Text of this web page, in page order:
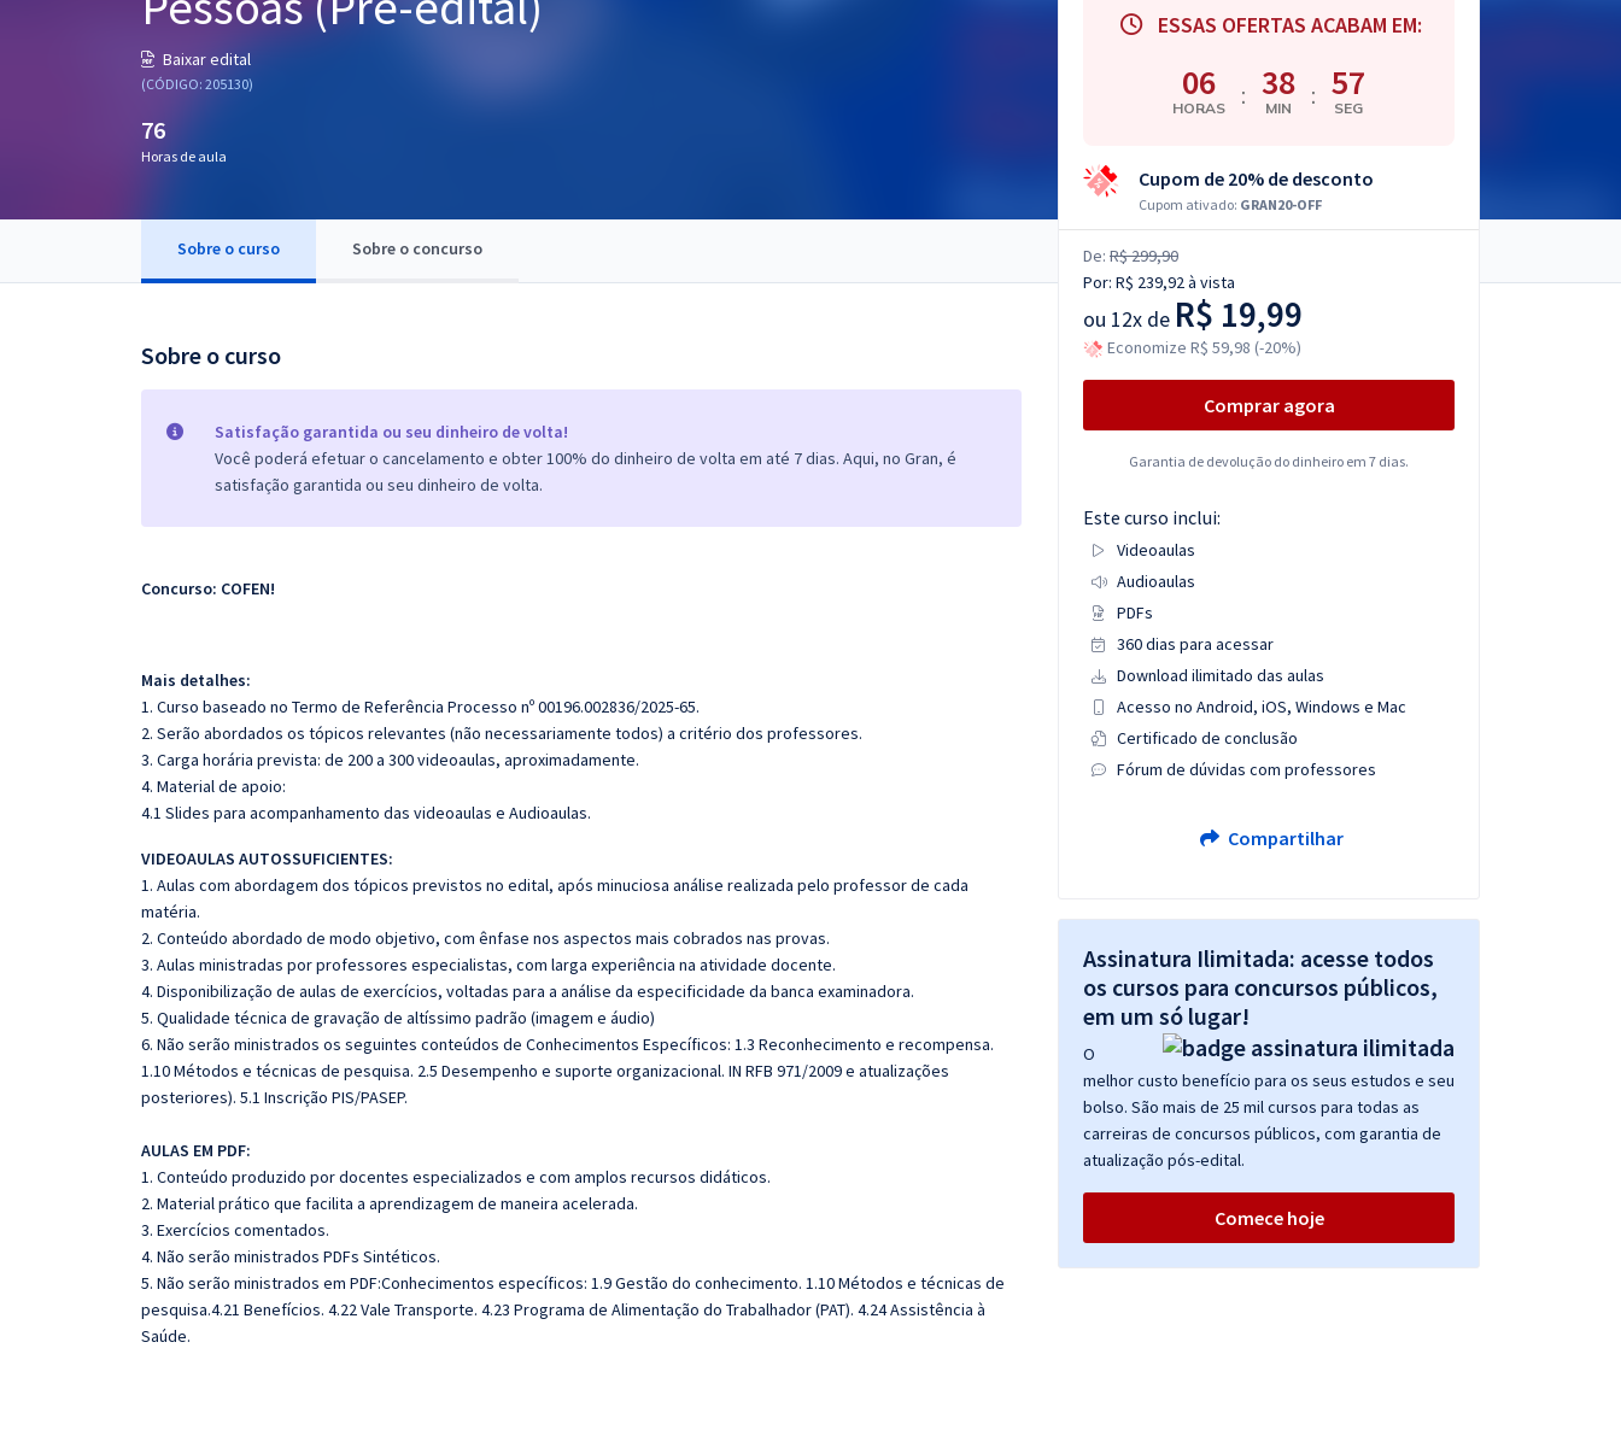
Baixar edital
(CÓDIGO: 205130)
76
Horas de aula
Sobre o curso Sobre o concurso
Sobre o curso
Satisfação garantida ou seu dinheiro de volta!
Você poderá efetuar o cancelamento e obter 100% do dinheiro de volta em até 7 dias. Aqui, no Gran, é
satisfação garantida ou seu dinheiro de volta.
Concurso: COFEN!
Mais detalhes:
1. Curso baseado no Termo de Referência Processo nº 00196.002836/2025-65.
2. Serão abordados os tópicos relevantes (não necessariamente todos) a critério dos professores.
3. Carga horária prevista: de 200 a 300 videoaulas, aproximadamente.
4. Material de apoio:
4.1 Slides para acompanhamento das videoaulas e Audioaulas.
VIDEOAULAS AUTOSSUFICIENTES:
1. Aulas com abordagem dos tópicos previstos no edital, após minuciosa análise realizada pelo professor de cada
matéria.
2. Conteúdo abordado de modo objetivo, com ênfase nos aspectos mais cobrados nas provas.
3. Aulas ministradas por professores especialistas, com larga experiência na atividade docente.
4. Disponibilização de aulas de exercícios, voltadas para a análise da especificidade da banca examinadora.
5. Qualidade técnica de gravação de altíssimo padrão (imagem e áudio)
6. Não serão ministrados os seguintes conteúdos de Conhecimentos Específicos: 1.3 Reconhecimento e recompensa.
1.10 Métodos e técnicas de pesquisa. 2.5 Desempenho e suporte organizacional. IN RFB 971/2009 e atualizações
posteriores). 5.1 Inscrição PIS/PASEP.
AULAS EM PDF:
1. Conteúdo produzido por docentes especializados e com amplos recursos didáticos.
2. Material prático que facilita a aprendizagem de maneira acelerada.
3. Exercícios comentados.
4. Não serão ministrados PDFs Sintéticos.
5. Não serão ministrados em PDF:Conhecimentos específicos: 1.9 Gestão do conhecimento. 1.10 Métodos e técnicas de
pesquisa.4.21 Benefícios. 4.22 Vale Transporte. 4.23 Programa de Alimentação do Trabalhador (PAT). 4.24 Assistência à
Saúde.
ESSAS OFERTAS ACABAM EM:
06
HORAS : 38
MIN : 56
SEG
Cupom de 20% de desconto
Cupom ativado: GRAN20-OFF
De: R$ 299,90
Por: R$ 239,92à vista
ou 12x de R$ 19,99
Economize R$ 59,98 (-20%)
Comprar agora
Garantia de devolução do dinheiro em 7 dias.
Este curso inclui:
Videoaulas
Audioaulas
PDFs
360 dias para acessar
Download ilimitado das aulas
Acesso no Android, iOS, Windows e Mac
Certificado de conclusão
Fórum de dúvidas com professores
Compartilhar
Assinatura Ilimitada: acesse todos
os cursos para concursos públicos,
em um só lugar!
O
melhor custo benefício para os seus estudos e seu
bolso. São mais de 25 mil cursos para todas as
carreiras de concursos públicos, com garantia de
atualização pós-edital.
Comece hoje